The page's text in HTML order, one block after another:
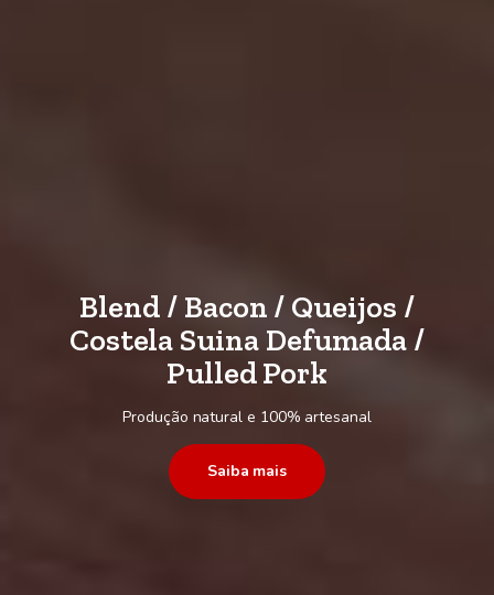
Blend / Bacon / Queijos /
Costela Suina Defumada /
Pulled Pork
Produção natural e 100% artesanal
Saiba mais